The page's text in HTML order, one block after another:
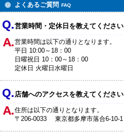
よくあるご質問 FAQ
営業時間・定休日を教えてください
営業時間は以下の通りとなります。
平日 10:00～18：00
日曜祝日 10：00～18：00
定休日 火曜日水曜日
店舗へのアクセスを教えてください
住所は以下の通りとなります。
〒206-0033 東京都多摩市落合6-10-1